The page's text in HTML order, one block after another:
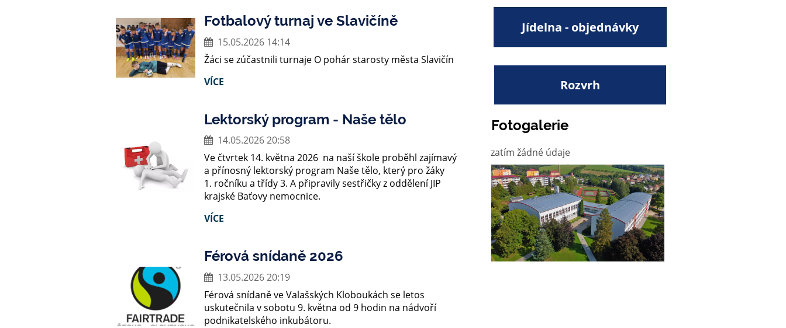
Fotbalový turnaj ve Slavičíně
15.05.2026 14:14
Žáci se zúčastnili turnaje O pohár starosty města Slavičín
VÍCE
Lektorský program - Naše tělo
14.05.2026 20:58
Ve čtvrtek 14. května 2026 na naší škole proběhl zajímavý
a přínosný lektorský program Naše tělo, který pro žáky
1. ročníku a třídy 3. A připravily sestřičky z oddělení JIP
krajské Baťovy nemocnice.
VÍCE
Férová snídaně 2026
13.05.2026 20:19
Férová snídaně ve Valašských Kloboukách se letos
uskutečnila v sobotu 9. května od 9 hodin na nádvoří
podnikatelského inkubátoru.
Jídelna - objednávky
Rozvrh
Fotogalerie
zatím žádné údaje